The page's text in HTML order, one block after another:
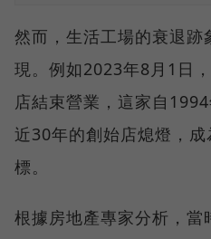
然而，生活工場的衰退跡
現。例如2023年8月1日
店結束營業，這家自
近30年的創始店熄燈，
標。
根據房地產專家分析，當